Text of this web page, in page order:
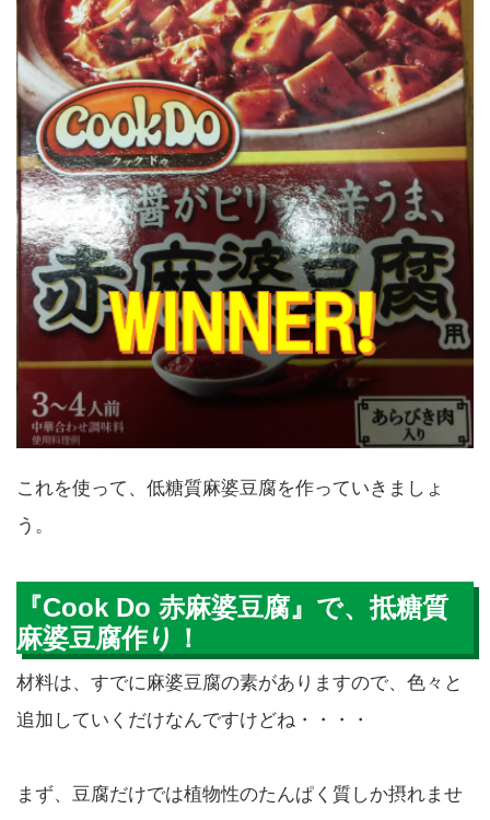
これを使って、低糖質麻婆豆腐を作っていきましょ
う。
『Cook Do 赤麻婆豆腐』で、抵糖質
麻婆豆腐作り！
材料は、すでに麻婆豆腐の素がありますので、色々と
追加していくだけなんですけどね・・・・
まず、豆腐だけでは植物性のたんぱく質しか摂れませ